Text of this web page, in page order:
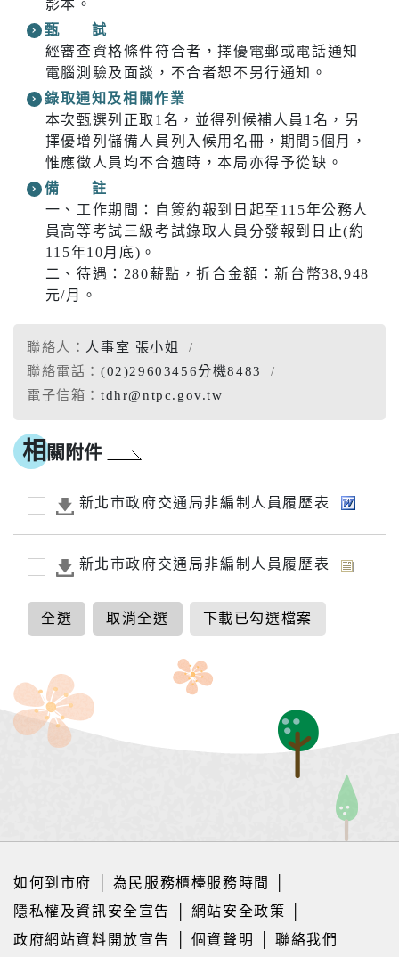
影本。
甄 試
經審查資格條件符合者，擇優電郵或電話通知
電腦測驗及面談，不合者恕不另行通知。
錄取通知及相關作業
本次甄選列正取1名，並得列候補人員1名，另
擇優增列儲備人員列入候用名冊，期間5個月，
惟應徵人員均不合適時，本局亦得予從缺。
備 註
一、工作期間：自簽約報到日起至115年公務人
員高等考試三級考試錄取人員分發報到日止(約
115年10月底)。
二、待遇：280薪點，折合金額：新台幣38,948
元/月。
聯絡人： 人事室 張小姐
聯絡電話： (02)29603456分機8483
電子信箱： tdhr@ntpc.gov.tw
相 關附件
新北市政府交通局非編制人員履歷表
新北市政府交通局非編制人員履歷表
全選 取消全選 下載已勾選檔案
如何到市府 為民服務櫃檯服務時間
隱私權及資訊安全宣告
網站安全政策
政府網站資料開放宣告
個資聲明 │聯絡我們